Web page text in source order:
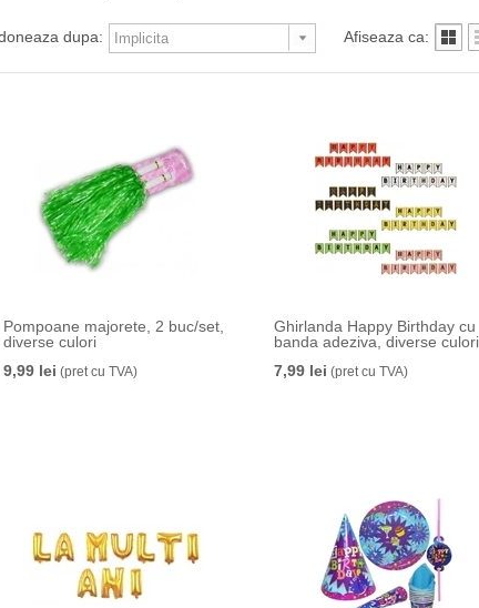
dupa: Afiseaza ca:
Pompoane majorete, 2 buc/set,
diverse culori
9,99 lei (pret cu TVA)
Ghirlanda Happy Birthday cu
banda adeziva, diverse culori
7,99 lei (pret cu TVA)